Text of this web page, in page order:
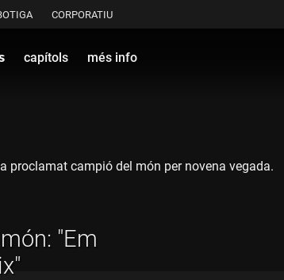
CORPORATIU
capítols més info
"Em
proclamat campió del món per novena vegada.